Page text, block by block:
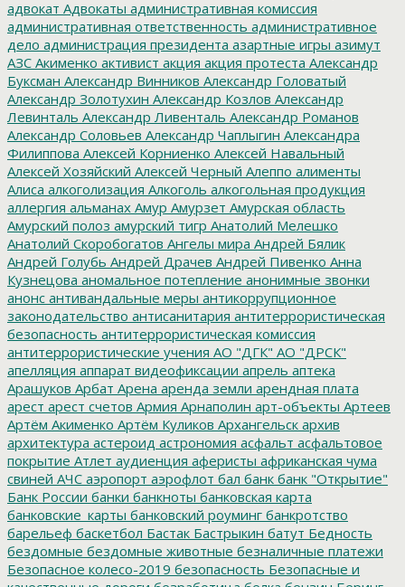
адвокат Адвокаты административная комиссия
административная ответственность административное
дело администрация президента азартные игры азимут
АЗС Акименко активист акция акция протеста Александр
Буксман Александр Винников Александр Головатый
Александр Золотухин Александр Козлов Александр
Левинталь Александр Ливенталь Александр Романов
Александр Соловьев Александр Чаплыгин Александра
Филиппова Алексей Корниенко Алексей Навальный
Алексей Хозяйский Алексей Черный Алеппо алименты
Алиса алкоголизация Алкоголь алкогольная продукция
аллергия альманах Амур Амурзет Амурская область
Амурский полоз амурский тигр Анатолий Мелешко
Анатолий Скоробогатов Ангелы мира Андрей Бялик
Андрей Голубь Андрей Драчев Андрей Пивенко Анна
Кузнецова аномальное потепление анонимные звонки
анонс антивандальные меры антикоррупционное
законодательство антисанитария антитеррористическая
безопасность антитеррористическая комиссия
антитеррористические учения АО "ДГК" АО "ДРСК"
апелляция аппарат видеофиксации апрель аптека
Арашуков Арбат Арена аренда земли арендная плата
арест арест счетов Армия Арнаполин арт-объекты Артеев
Артём Акименко Артём Куликов Архангельск архив
архитектура астероид астрономия асфальт асфальтовое
покрытие Атлет аудиенция аферисты африканская чума
свиней АЧС аэропорт аэрофлот бал банк банк "Открытие"
Банк России банки банкноты банковская карта
банковские_карты банковский роуминг банкротство
барельеф баскетбол Бастак Бастрыкин батут Бедность
бездомные бездомные животные безналичные платежи
Безопасное колесо-2019 безопасность Безопасные и